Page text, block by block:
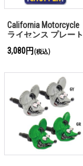
California Motorcycle
ライセンス プレート
3,080円 (税込)